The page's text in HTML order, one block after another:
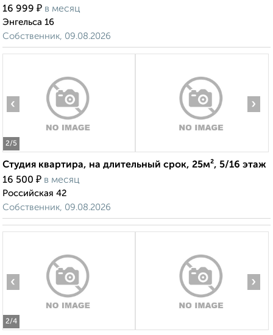
16 999 ₽ в месяц
Энгельса 16
Собственник, 09.08.2026
2/5
‹ ›
Студия квартира, на длительный срок, 25м², 5/16 этаж
16 500 ₽ в месяц
Российская 42
Собственник, 09.08.2026
2/4
‹ ›